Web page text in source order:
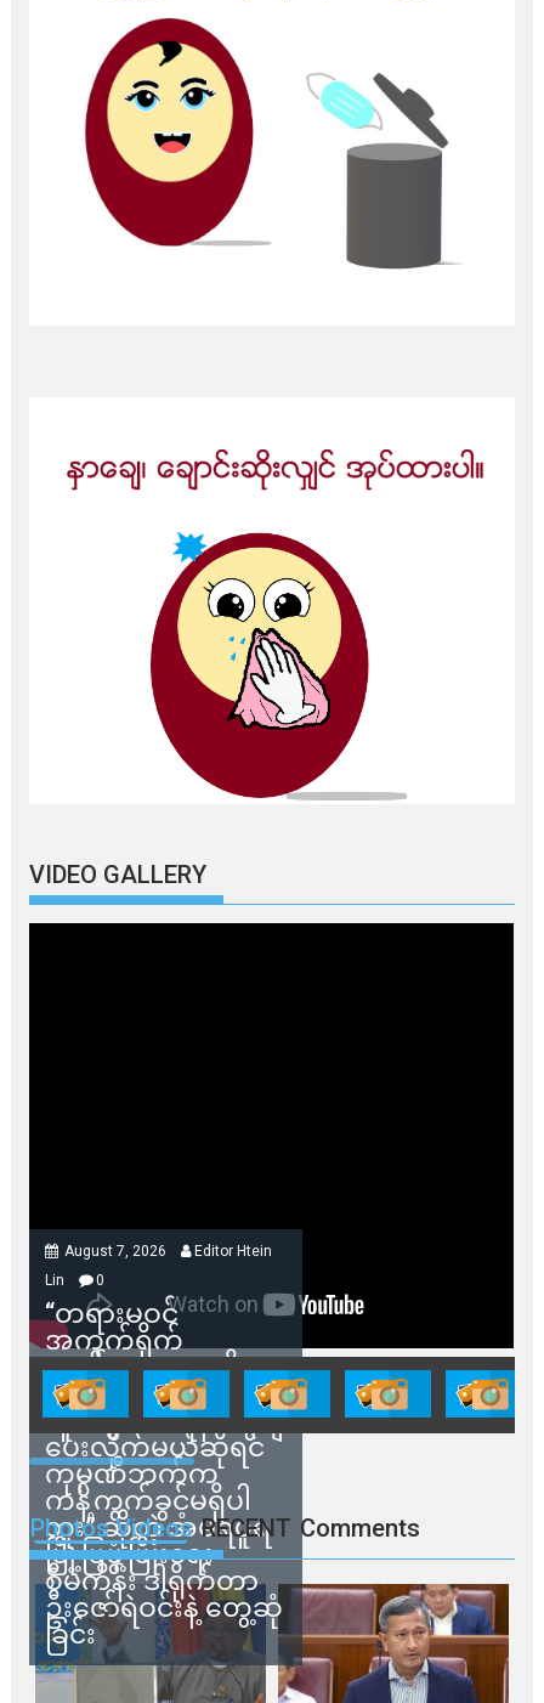
VIDEO GALLERY
August 7, 2026
Editor Htein
Lin
0
“တရားမဝင်
အကွက်ရိုက်
ရောင်းချမှုတွေကို
သက်ဆိုင်ရာတာဝန်ရှိ
သူတွေက ဂရန်တွေချ
ပေးလိုက်မယ်ဆိုရင်
ကုမ္ပဏီဘက်က
ကန့်ကွက်ခွင့်မရှိပါ
ဘူး” ဆိုတဲ့ အမရပူရ
မြို့ပြဖွံ့ဖြိုးရေး
စီမံကိန်း ဒါရိုက်တာ
ဦးဇော်ရဲဝင်းနဲ့ တွေ့ဆုံ
ခြင်း
Photos Videos RECENT Comments